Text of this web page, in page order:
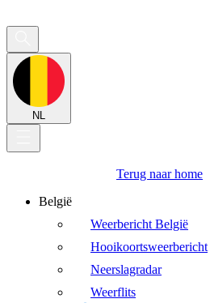
NL
Terug naar home
België
Weerbericht België
Hooikoortsweerbericht
Neerslagradar
Weerflits